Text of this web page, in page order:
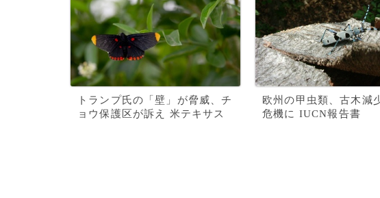
トランプ氏の「壁」が脅威、チ
ョウ保護区が訴え 米テキサス
欧州の甲虫類、古木減
危機に IUCN報告書